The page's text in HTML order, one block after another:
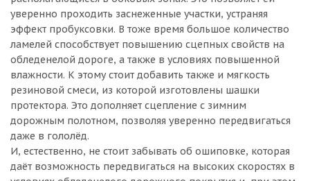
уверенно проходить заснеженные участки, устраняя
эффект пробуксовки. В тоже время большое количество
ламелей способствует повышению сцепных свойств на
обледенелой дороге, а также в условиях повышенной
влажности. К этому стоит добавить также и мягкость
резиновой смеси, из которой изготовлены шашки
протектора. Это дополняет сцепление с зимним
дорожным полотном, позволяя уверенно передвигаться
даже в гололёд.
И, естественно, не стоит забывать об ошиповке, которая
даёт возможность передвигаться на высоких скоростях в